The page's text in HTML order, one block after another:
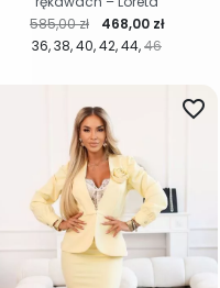
36 38 40 42 44 46
Cena regularna
585,00 zł Cena
468,00 zł
favorite_border